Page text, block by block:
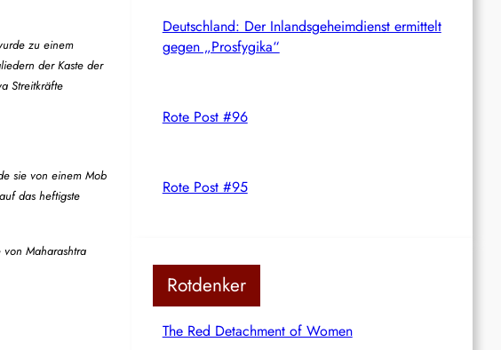
zu einem
der Kaste der
Streitkräfte
sie von einem Mob
das heftigste
Maharashtra
Deutschland: Der Inlandsgeheimdienst ermittelt
gegen „Prosfygika“
Rote Post #96
Rote Post #95
Rotdenker
The Red Detachment of Women